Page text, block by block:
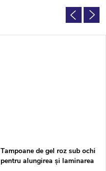
Tampoane de gel roz sub ochi
pentru alungirea și laminarea